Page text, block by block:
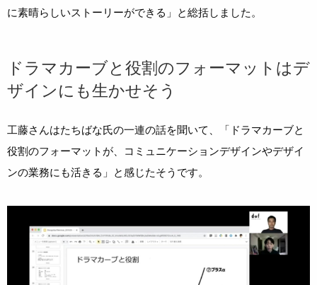
に素晴らしいストーリーができる」と総括しました。
ドラマカーブと役割のフォーマットはデ
ザインにも生かせそう
工藤さんはたちばな氏の一連の話を聞いて、「ドラマカーブと
役割のフォーマットが、コミュニケーションデザインやデザイ
ンの業務にも活きる」と感じたそうです。